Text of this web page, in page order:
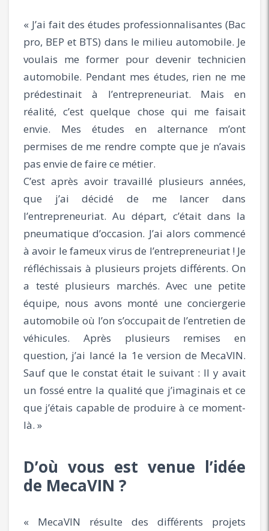
« J’ai fait des études professionnalisantes (Bac
pro, BEP et BTS) dans le milieu automobile. Je
voulais me former pour devenir technicien
automobile. Pendant mes études, rien ne me
prédestinait à l’entrepreneuriat. Mais en
réalité, c’est quelque chose qui me faisait
envie. Mes études en alternance m’ont
permises de me rendre compte que je n’avais
pas envie de faire ce métier.
C’est après avoir travaillé plusieurs années,
que j’ai décidé de me lancer dans
l’entrepreneuriat. Au départ, c’était dans la
pneumatique d’occasion. J’ai alors commencé
à avoir le fameux virus de l’entrepreneuriat ! Je
réfléchissais à plusieurs projets différents. On
a testé plusieurs marchés. Avec une petite
équipe, nous avons monté une conciergerie
automobile où l’on s’occupait de l’entretien de
véhicules. Après plusieurs remises en
question, j’ai lancé la 1e version de MecaVIN.
Sauf que le constat était le suivant : Il y avait
un fossé entre la qualité que j’imaginais et ce
que j’étais capable de produire à ce moment-
là. »
D’où vous est venue l’idée
de MecaVIN ?
« MecaVIN résulte des différents projets